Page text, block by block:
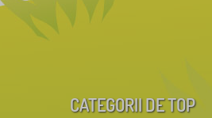
CATEGORII DE TOP